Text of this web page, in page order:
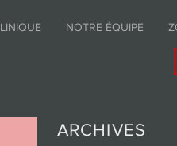
NOTRE ÉQUIPE
ARCHIVES